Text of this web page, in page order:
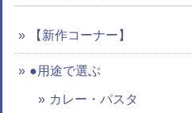
【新作コーナー】
●用途で選ぶ
カレー・パスタ